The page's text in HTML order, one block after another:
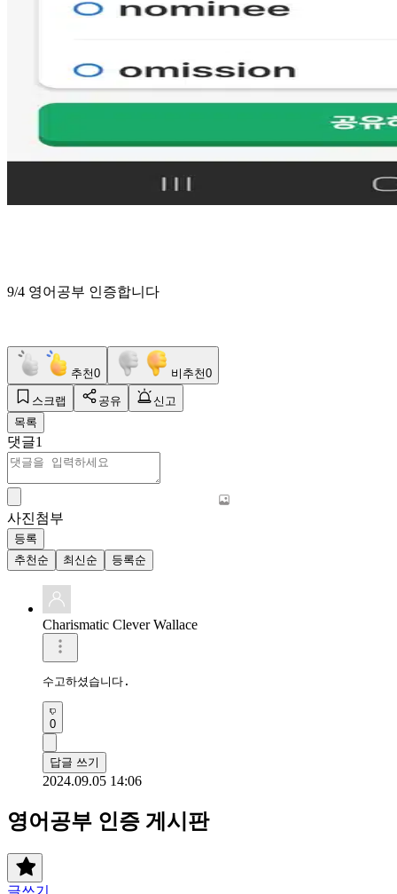
9/4 영어공부 인증합니다
추천0 비추천0
스크랩 공유
신고
목록
댓글1
사진첨부
등록
추천순
최신순 등록순
Charismatic Clever Wallace
수고하셨습니다.
0
답글 쓰기
2024.09.05 14:06
영어공부 인증 게시판
글쓰기